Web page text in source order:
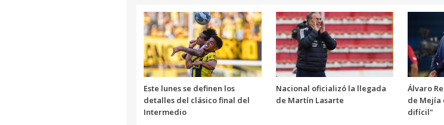
Este lunes se definen los
detalles del clásico final del
Intermedio
Nacional oficializó la llegada
de Martín Lasarte
Álvaro
de Mejía
difícil"